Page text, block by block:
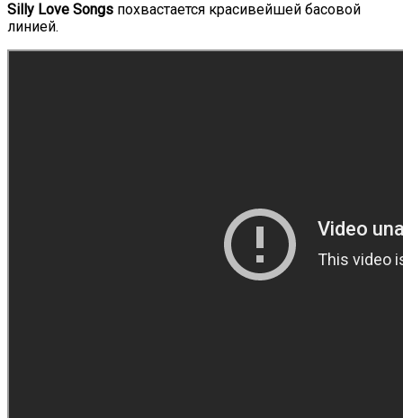
Silly Love Songs похвастается красивейшей басовой
линией.